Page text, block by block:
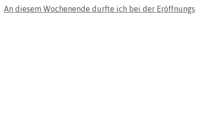
An diesem Wochenende durfte ich bei der Eröffnungs